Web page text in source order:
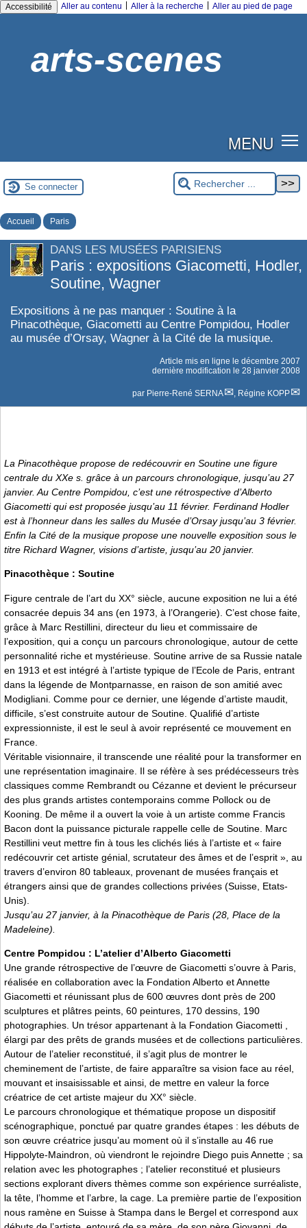
Accessibilité Aller au contenu Aller à la recherche Aller au pied de page
arts-scenes
MENU
Se connecter
Accueil Paris
DANS LES MUSÉES PARISIENS
Paris : expositions Giacometti, Hodler,
Soutine, Wagner
Expositions à ne pas manquer : Soutine à la
Pinacothèque, Giacometti au Centre Pompidou, Hodler
au musée d’Orsay, Wagner à la Cité de la musique.
Article mis en ligne le décembre 2007
dernière modification le 28 janvier 2008
par Pierre-René SERNA , Régine KOPP
La Pinacothèque propose de redécouvrir en Soutine une figure
centrale du XXe s. grâce à un parcours chronologique, jusqu’au 27
janvier. Au Centre Pompidou, c’est une rétrospective d’Alberto
Giacometti qui est proposée jusqu’au 11 février. Ferdinand Hodler
est à l’honneur dans les salles du Musée d’Orsay jusqu’au 3 février.
Enfin la Cité de la musique propose une nouvelle exposition sous le
titre Richard Wagner, visions d’artiste , jusqu’au 20 janvier.
Pinacothèque : Soutine
Figure centrale de l’art du XX° siècle, aucune exposition ne lui a été
consacrée depuis 34 ans (en 1973, à l’Orangerie). C’est chose faite,
grâce à Marc Restillini, directeur du lieu et commissaire de
l’exposition, qui a conçu un parcours chronologique, autour de cette
personnalité riche et mystérieuse. Soutine arrive de sa Russie natale
en 1913 et est intégré à l’artiste typique de l’Ecole de Paris, entrant
dans la légende de Montparnasse, en raison de son amitié avec
Modigliani. Comme pour ce dernier, une légende d’artiste maudit,
difficile, s’est construite autour de Soutine. Qualifié d’artiste
expressionniste, il est le seul à avoir représenté ce mouvement en
France.
Véritable visionnaire, il transcende une réalité pour la transformer en
une représentation imaginaire. Il se réfère à ses prédécesseurs très
classiques comme Rembrandt ou Cézanne et devient le précurseur
des plus grands artistes contemporains comme Pollock ou de
Kooning. De même il a ouvert la voie à un artiste comme Francis
Bacon dont la puissance picturale rappelle celle de Soutine. Marc
Restillini veut mettre fin à tous les clichés liés à l’artiste et « faire
redécouvrir cet artiste génial, scrutateur des âmes et de l’esprit », au
travers d’environ 80 tableaux, provenant de musées français et
étrangers ainsi que de grandes collections privées (Suisse, Etats-
Unis).
Jusqu’au 27 janvier, à la Pinacothèque de Paris (28, Place de la
Madeleine).
Centre Pompidou : L’atelier d’Alberto Giacometti
Une grande rétrospective de l’œuvre de Giacometti s’ouvre à Paris,
réalisée en collaboration avec la Fondation Alberto et Annette
Giacometti et réunissant plus de 600 œuvres dont près de 200
sculptures et plâtres peints, 60 peintures, 170 dessins, 190
photographies. Un trésor appartenant à la Fondation Giacometti ,
élargi par des prêts de grands musées et de collections particulières.
Autour de l’atelier reconstitué, il s’agit plus de montrer le
cheminement de l’artiste, de faire apparaître sa vision face au réel,
mouvant et insaisissable et ainsi, de mettre en valeur la force
créatrice de cet artiste majeur du XX° siècle.
Le parcours chronologique et thématique propose un dispositif
scénographique, ponctué par quatre grandes étapes : les débuts de
son œuvre créatrice jusqu’au moment où il s’installe au 46 rue
Hippolyte-Maindron, où viendront le rejoindre Diego puis Annette ; sa
relation avec les photographes ; l’atelier reconstitué et plusieurs
sections explorant divers thèmes comme son expérience surréaliste,
la tête, l’homme et l’arbre, la cage. La première partie de l’exposition
nous ramène en Suisse à Stampa dans le Bergel et correspond aux